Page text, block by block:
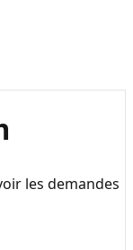
les demandes